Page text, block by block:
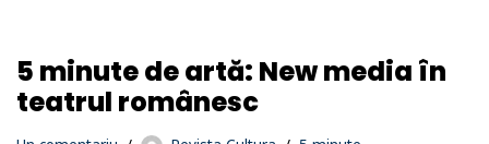
5 minute de artă: New media în
teatrul românesc